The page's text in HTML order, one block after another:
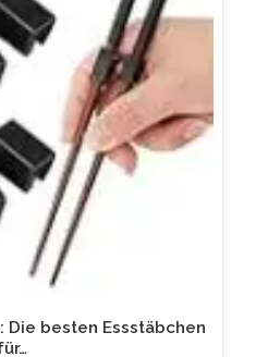
Die besten Essstäbchen